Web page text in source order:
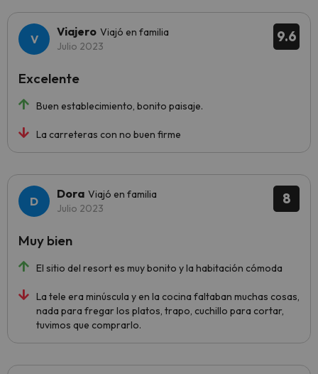
9.6
Viajero Viajó en familia
Julio 2023
Buen establecimiento, bonito paisaje.
La carreteras con no buen firme
Excelente
8
Dora Viajó en familia
Julio 2023
El sitio del resort es muy bonito y la habitación cómoda
La tele era minúscula y en la cocina faltaban muchas cosas,
nada para fregar los platos, trapo, cuchillo para cortar,
tuvimos que comprarlo.
Muy bien